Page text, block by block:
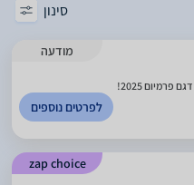
סינון
מודעה
לפרטים נוספים
zap choice